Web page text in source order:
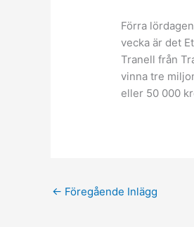
Förra
vecka är det
Tranell från
vinna tre
eller 50 000
← Föregående Inlägg